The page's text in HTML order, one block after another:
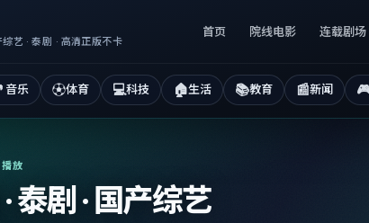
艺 · 泰剧 · 高清正版不卡
首页 院线电影 连载剧场
音乐 ⚽体育 💻科技 🏠生活 📚教育 📰新闻
放
泰剧 · 国产综艺